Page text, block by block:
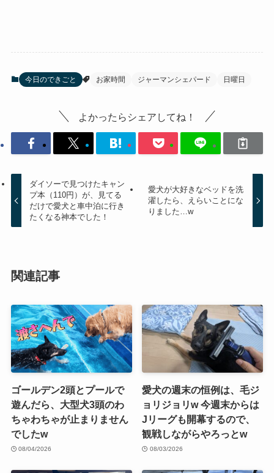
今日のできごと お家時間 ジャーマンシェパード 日曜日
よかったらシェアしてね！
ダイソーで見つけたキャン
プ本（110円）が、見てる
だけで愛犬と車中泊に行き
たくなる神本でした！
愛犬が大好きなベッドを洗
濯したら、えらいことにな
りました…w
関連記事
ゴールデン2頭とプールで
遊んだら、大型犬3頭のわ
ちゃわちゃが止まりません
でしたw
08/04/2026
愛犬の週末の恒例は、毛ジ
ョリジョリw 今週末からは
Jリーグも開幕するので、
観戦しながらやろっとw
08/03/2026